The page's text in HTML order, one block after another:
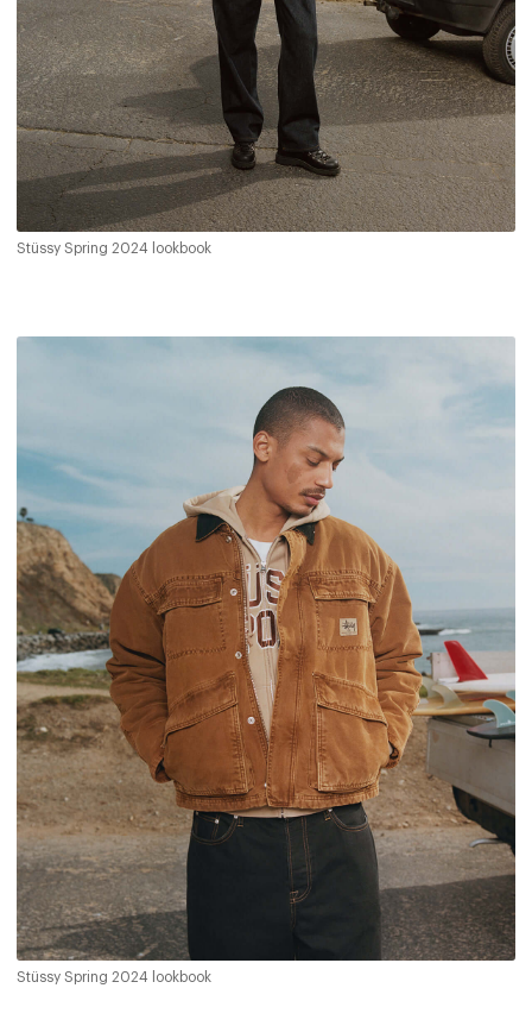
Stüssy Spring 2024 lookbook
Stüssy Spring 2024 lookbook